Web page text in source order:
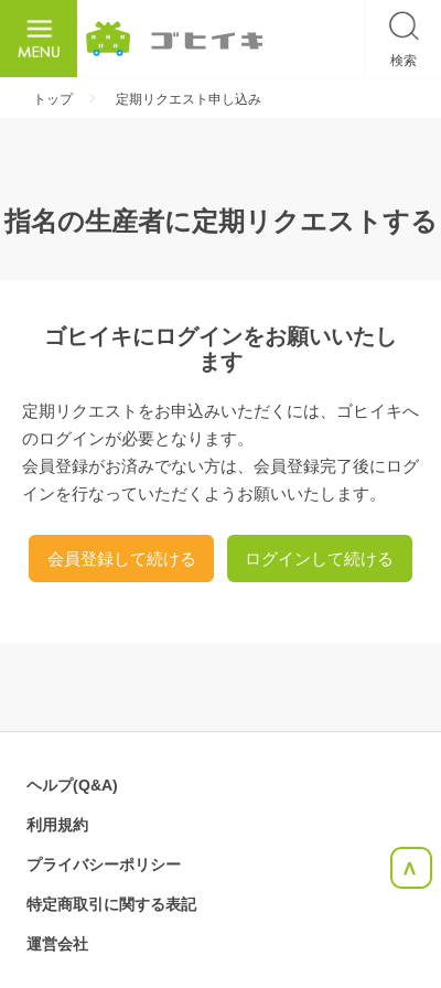
検索
トップ 定期リクエスト申し込み
指名の生産者に定期リクエストする
ゴヒイキにログインをお願いいたし
ます
定期リクエストをお申込みいただくには、ゴヒイキへ
のログインが必要となります。
会員登録がお済みでない方は、会員登録完了後にログ
インを行なっていただくようお願いいたします。
会員登録して続ける ログインして続ける
<
ヘルプ(Q&A)
利用規約
プライバシーポリシー
特定商取引に関する表記
運営会社